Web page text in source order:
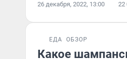
26 декабря, 2022, 13:00 22
ЕДА ОБЗОР
Какое